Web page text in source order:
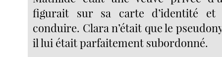
figurait sur sa carte d’identité et
conduire. Clara n’était que le
il lui était parfaitement subordonné.